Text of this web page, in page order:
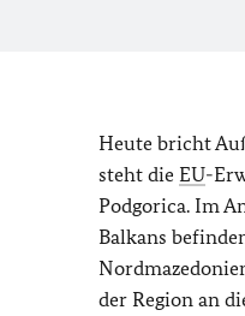
Heute bricht
steht die EU-
Podgorica. Im
Balkans
der Region an